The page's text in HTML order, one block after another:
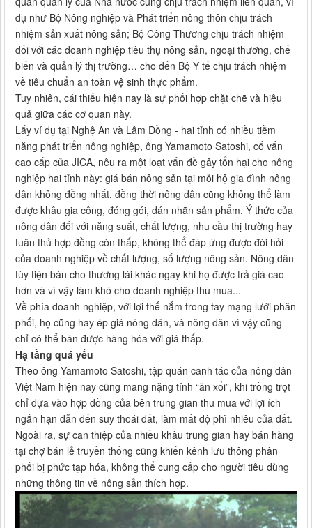
dụ như Bộ Nông nghiệp và Phát triển nông thôn chịu trách
nhiệm sản xuất nông sản; Bộ Công Thương chịu trách nhiệm
đối với các doanh nghiệp tiêu thụ nông sản, ngoại thương, chế
biến và quản lý thị trường… cho đến Bộ Y tế chịu trách nhiệm
về tiêu chuẩn an toàn vệ sinh thực phẩm.
Tuy nhiên, cái thiếu hiện nay là sự phối hợp chặt chẽ và hiệu
quả giữa các cơ quan này.
Lấy ví dụ tại Nghệ An và Lâm Đồng - hai tỉnh có nhiều tiềm
năng phát triển nông nghiệp, ông Yamamoto Satoshi, cố vấn
cao cấp của JICA, nêu ra một loạt vấn đề gây tổn hại cho nông
nghiệp hai tỉnh này: giá bán nông sản tại mỗi hộ gia đình nông
dân không đồng nhất, đồng thời nông dân cũng không thể làm
được khâu gia công, đóng gói, dán nhãn sản phẩm. Ý thức của
nông dân đối với năng suất, chất lượng, nhu cầu thị trường hay
tuân thủ hợp đồng còn thấp, không thể đáp ứng được đòi hỏi
của doanh nghiệp về chất lượng, số lượng nông sản. Nông dân
tùy tiện bán cho thương lái khác ngay khi họ được trả giá cao
hơn và vì vậy làm khó cho doanh nghiệp thu mua...
Về phía doanh nghiệp, với lợi thế nắm trong tay mạng lưới phân
phối, họ cũng hay ép giá nông dân, và nông dân vì vậy cũng
chỉ có thể bán được hàng hóa với giá thấp.
Hạ tầng quá yếu
Theo ông Yamamoto Satoshi, tập quán canh tác của nông dân
Việt Nam hiện nay cũng mang nặng tính “ăn xổi”, khi trồng trọt
chỉ dựa vào hợp đồng của bên trung gian thu mua với lợi ích
ngắn hạn dẫn đến suy thoái đất, làm mất độ phì nhiêu của đất.
Ngoài ra, sự can thiệp của nhiều khâu trung gian hay bán hàng
tại chợ bán lẻ truyền thống cũng khiến kênh lưu thông phân
phối bị phức tạp hóa, không thể cung cấp cho người tiêu dùng
những thông tin về nông sản thích hợp.